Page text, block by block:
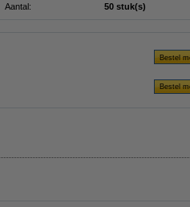
Aantal: 50 stuk(s)